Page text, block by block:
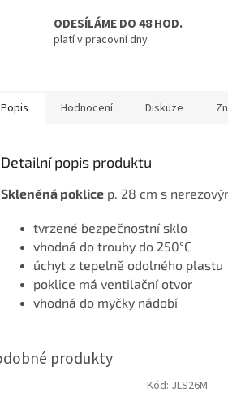
ODESÍLÁME DO 48 HOD.
platí v pracovní dny
Popis Hodnocení Diskuze
Detailní popis produktu
Skleněná poklice p. 28 cm s
tvrzené bezpečnostní sklo
vhodná do trouby do 250°C
úchyt z tepelně odolného plastu
poklice má ventilační otvor
vhodná do myčky nádobí
Kód: JLS26M